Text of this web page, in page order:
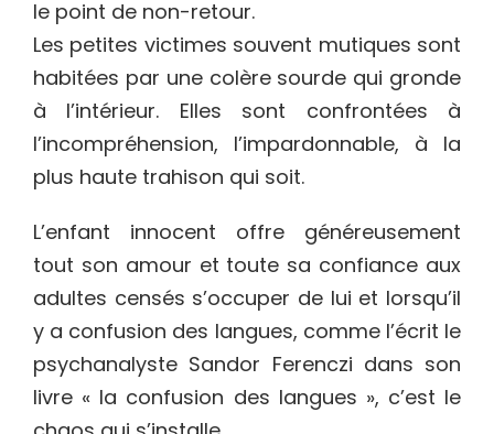
le point de non-retour.
Les petites victimes souvent mutiques sont
habitées par une colère sourde qui gronde
à l’intérieur. Elles sont confrontées à
l’incompréhension, l’impardonnable, à la
plus haute trahison qui soit.
L’enfant innocent offre généreusement
tout son amour et toute sa confiance aux
adultes censés s’occuper de lui et lorsqu’il
y a confusion des langues, comme l’écrit le
psychanalyste Sandor Ferenczi dans son
livre « la confusion des langues », c’est le